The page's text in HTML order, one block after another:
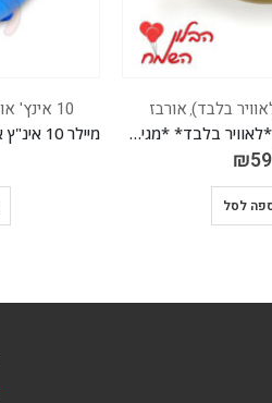
, אורבז
מיילר 10 אינ"ץ אורבז כחול מגיע בחבילה 20 יח'
₪
לסל
10 אינץ' אורבז (לאוויר בלבד)